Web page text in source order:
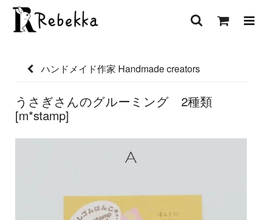
ハンドメイド作家 Handmade creators
うさぎさんのグルーミング 2種類
[m*stamp]